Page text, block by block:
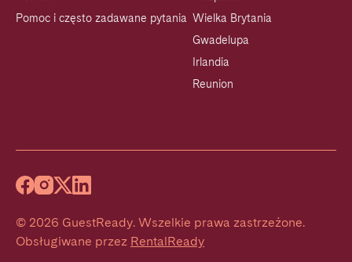
Pomoc i często zadawane pytania Wielka Brytania
Gwadelupa
Irlandia
Reunion
© 2026 GuestReady. Wszelkie prawa zastrzeżone.
Obsługiwane przez RentalReady